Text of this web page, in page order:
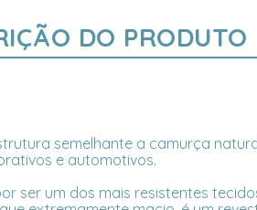
DO PRODUTO
semelhante a camurça
e automotivos.
ser um dos mais resistentes